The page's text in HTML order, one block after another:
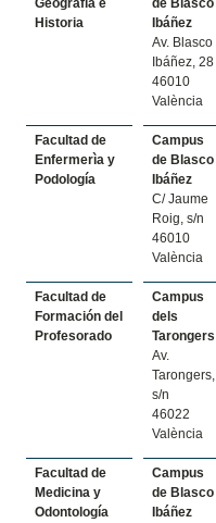
Geografìa e
Historia
de Blasco
Ibáñez
Av. Blasco
Ibáñez, 28
46010
València
Facultad de
Enfermerìa y
Podología
Campus
de Blasco
Ibáñez
C/ Jaume
Roig, s/n
46010
València
Facultad de
Formación del
Profesorado
Campus
dels
Tarongers
Av.
Tarongers,
s/n
46022
València
Facultad de
Medicina y
Odontología
Campus
de Blasco
Ibáñez